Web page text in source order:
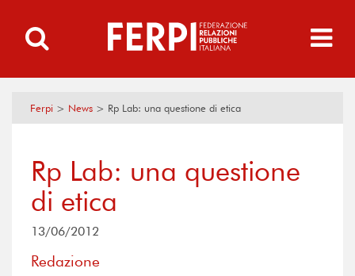
Ferpi > News > Rp Lab: una questione di etica
Rp Lab: una questione
di etica
13/06/2012
Redazione